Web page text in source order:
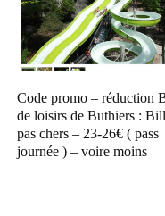
Code promo – réduction
de loisirs de Buthiers :
pas chers – 23-26€ ( pass
journée ) – voire moins